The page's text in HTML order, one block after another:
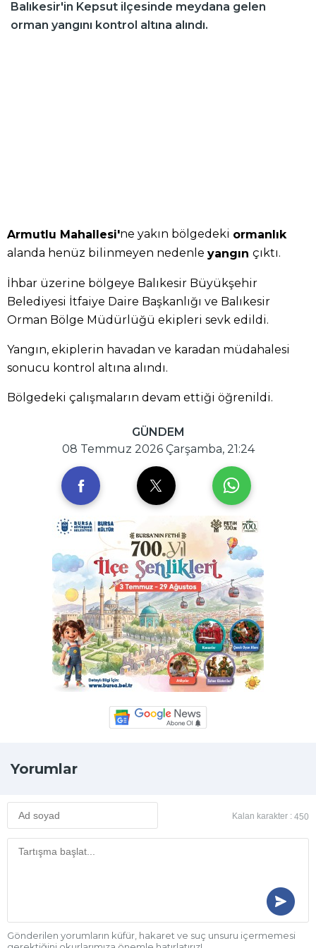
Balıkesir'in Kepsut ilçesinde meydana gelen
orman yangını kontrol altına alındı.
Armutlu Mahallesi'ne yakın bölgedeki ormanlık
alanda henüz bilinmeyen nedenle yangın çıktı.
İhbar üzerine bölgeye Balıkesir Büyükşehir
Belediyesi İtfaiye Daire Başkanlığı ve Balıkesir
Orman Bölge Müdürlüğü ekipleri sevk edildi.
Yangın, ekiplerin havadan ve karadan müdahalesi
sonucu kontrol altına alındı.
Bölgedeki çalışmaların devam ettiği öğrenildi.
GÜNDEM
08 Temmuz 2026 Çarşamba, 21:24
Yorumlar
Kalan karakter : 450
Gönderilen yorumların küfür, hakaret ve suç unsuru içermemesi